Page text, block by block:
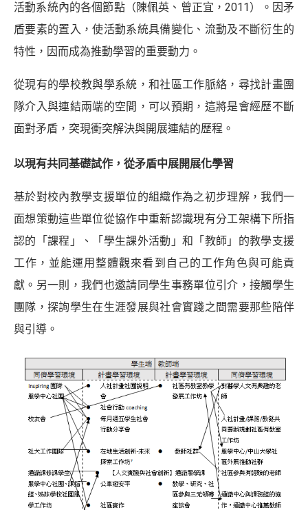
活動系統內的各個節點（陳佩英、曾正宜，2011）。因矛
盾要素的置入，使活動系統具備變化、流動及不斷衍生的
特性，因而成為推動學習的重要動力。
從現有的學校教與學系統，和社區工作脈絡，尋找計畫團
隊介入與連結兩端的空間，可以預期，這將是會經歷不斷
面對矛盾，突現衝突解決與開展連結的歷程。
以現有共同基礎試作，從矛盾中展開展化學習
基於對校內教學支援單位的組織作為之初步理解，我們一
面想策動這些單位從協作中重新認識現有分工架構下所指
認的「課程」、「學生課外活動」和「教師」的教學支援
工作，並能運用整體觀來看到自己的工作角色與可能貢
獻。另一則，我們也邀請同學生事務單位引介，接觸學生
團隊，探詢學生在生涯發展與社會實踐之間需要那些陪伴
與引導。